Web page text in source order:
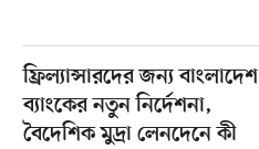
ফ্রিল্যান্সারদের জন্য বাংলাদেশ
ব্যাংকের নতুন নির্দেশনা,
বৈদেশিক মুদ্রা লেনদেনে কী